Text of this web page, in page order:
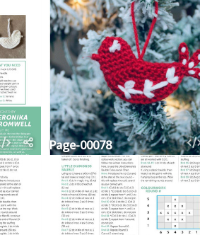
Page-00078